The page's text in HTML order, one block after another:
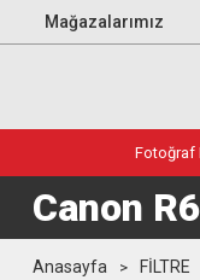
Mağazalarımız
Fotoğraf
Canon
Anasayfa FİLTRE